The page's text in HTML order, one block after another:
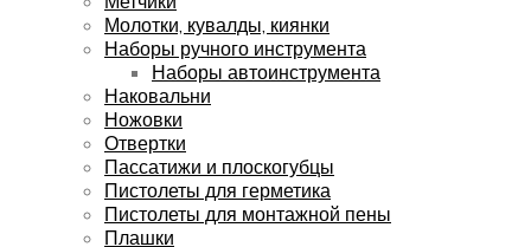
Молотки, кувалды, киянки
Наборы ручного инструмента
Наборы автоинструмента
Наковальни
Ножовки
Отвертки
Пассатижи и плоскогубцы
Пистолеты для герметика
Пистолеты для монтажной пены
Плашки